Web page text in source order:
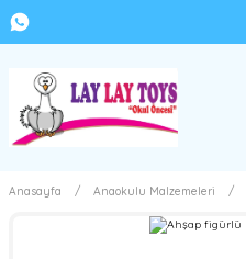
Anasayfa Anaokulu Malzemeleri